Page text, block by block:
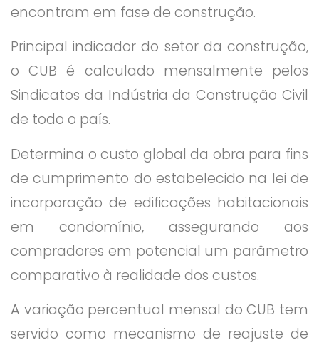
encontram em fase de construção.
Principal indicador do setor da construção,
o CUB é calculado mensalmente pelos
Sindicatos da Indústria da Construção Civil
de todo o país.
Determina o custo global da obra para fins
de cumprimento do estabelecido na lei de
incorporação de edificações habitacionais
em condomínio, assegurando aos
compradores em potencial um parâmetro
comparativo à realidade dos custos.
A variação percentual mensal do CUB tem
servido como mecanismo de reajuste de